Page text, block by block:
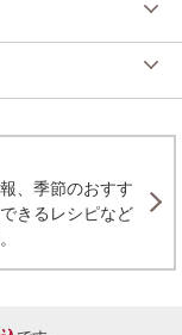
、季節のおすす
きるレシピなど